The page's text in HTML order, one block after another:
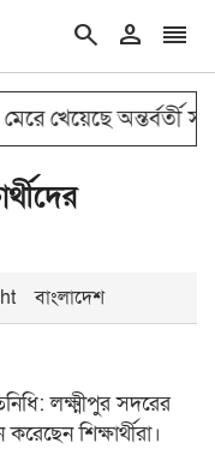
search person reorder
অন্তর্বর্তী
বাংলাদেশ
লক্ষ্মীপুর সদরের
শিক্ষার্থীরা।